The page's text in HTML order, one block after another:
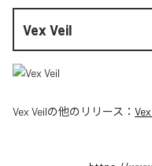
Vex Veil
Vex Veilの他のリリース：